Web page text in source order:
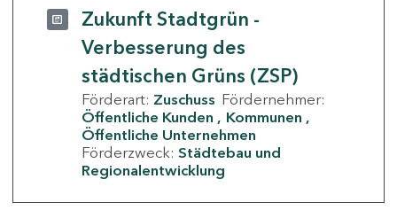
Zukunft Stadtgrün -
Verbesserung des
städtischen Grüns (ZSP)
Förderart: Zuschuss Fördernehmer:
Öffentliche Kunden
Kommunen
Öffentliche Unternehmen
Förderzweck: Städtebau und
Regionalentwicklung